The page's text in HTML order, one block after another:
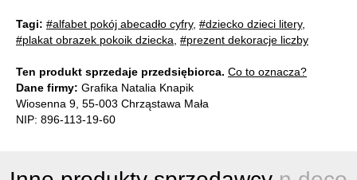
Tagi: #alfabet pokój abecadło cyfry, #dziecko dzieci litery,
#plakat obrazek pokoik dziecka #prezent dekoracje liczby
Ten produkt sprzedaje przedsiębiorca. Co to oznacza?
Dane firmy: Grafika Natalia Knapik
Wiosenna 9, 55-003 Chrząstawa Mała
NIP: 896-113-19-60